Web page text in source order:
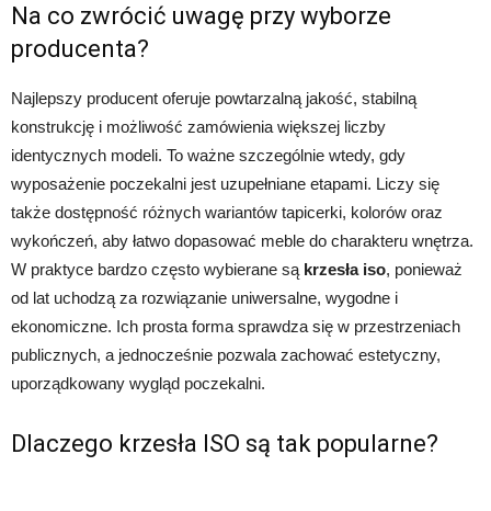
Na co zwrócić uwagę przy wyborze
producenta?
Najlepszy producent oferuje powtarzalną jakość, stabilną
konstrukcję i możliwość zamówienia większej liczby
identycznych modeli. To ważne szczególnie wtedy, gdy
wyposażenie poczekalni jest uzupełniane etapami. Liczy się
także dostępność różnych wariantów tapicerki, kolorów oraz
wykończeń, aby łatwo dopasować meble do charakteru wnętrza.
W praktyce bardzo często wybierane są krzesła iso, ponieważ
od lat uchodzą za rozwiązanie uniwersalne, wygodne i
ekonomiczne. Ich prosta forma sprawdza się w przestrzeniach
publicznych, a jednocześnie pozwala zachować estetyczny,
uporządkowany wygląd poczekalni.
Dlaczego krzesła ISO są tak popularne?